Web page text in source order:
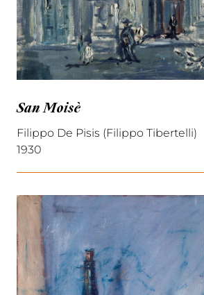
San Moisè
Filippo De Pisis (Filippo Tibertelli)
1930